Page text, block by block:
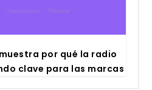
por qué la radio
cla­ve para las mar­cas